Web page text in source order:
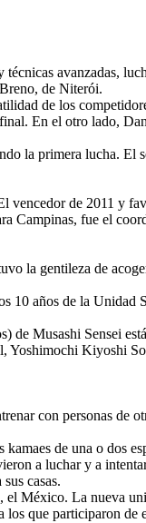
avanzadas,
de Niterói.
de los
En el otro lado,
la primera lucha.
de 2011 y
Campinas, fue el
la gentileza de
10 años de la
Musashi Sensei
Yoshimochi Kiyoshi
con personas de
de una o dos
a luchar y a
casas.
México. La nueva
que participaron